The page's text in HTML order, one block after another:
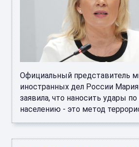
Официальный представитель
иностранных дел России Мария
заявила, что наносить удары
населению - это метод